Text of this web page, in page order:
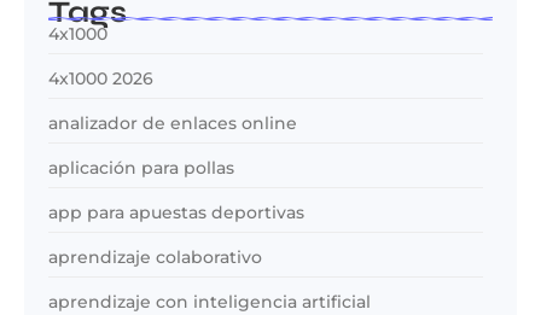
Tags
4x1000
4x1000 2026
analizador de enlaces online
aplicación para pollas
app para apuestas deportivas
aprendizaje colaborativo
aprendizaje con inteligencia artificial